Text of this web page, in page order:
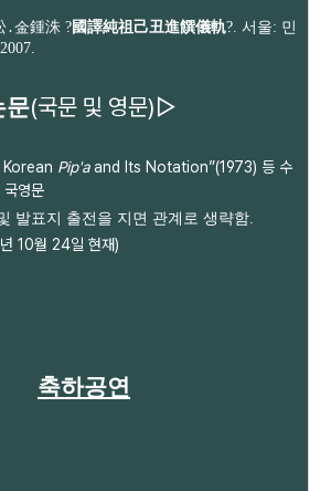
․金鍾洙 ?國譯純祖己丑進饌儀軌?. 서울: 민
문(국문 및 영문)▷
Pip'aand Its Notation”(1973) 등 수
국영문
발표지 출전을 지면 관계로 생략함.
10월 24일 현재)
축하공연